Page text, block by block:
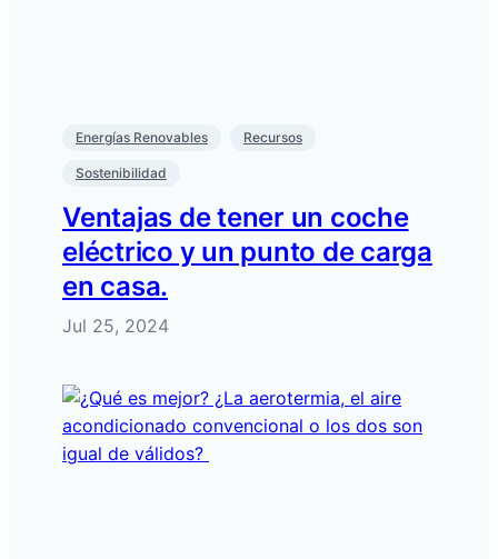
Energías Renovables Recursos
Sostenibilidad
Ventajas de tener un coche
eléctrico y un punto de carga
en casa.
Jul 25, 2024